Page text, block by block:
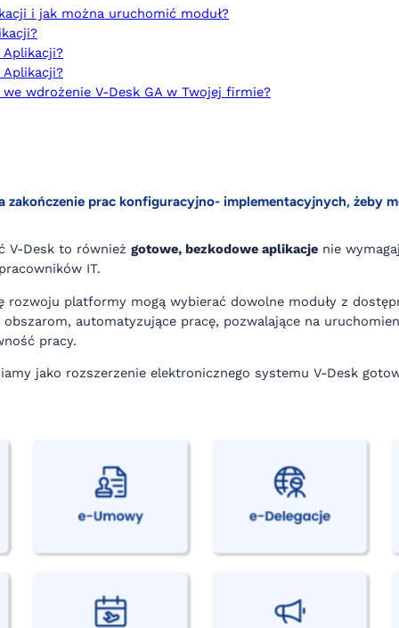
i jak można uruchomić moduł?
wdrożenie V-Desk GA w Twojej firmie?
zakończenie prac konfiguracyjno- implementacyjnych, żeby
V-Desk to również gotowe, bezkodowe aplikacje nie
IT.
rozwoju platformy mogą wybierać dowolne moduły z
automatyzujące pracę, pozwalające na
pracy.
jako rozszerzenie elektronicznego systemu V-Desk